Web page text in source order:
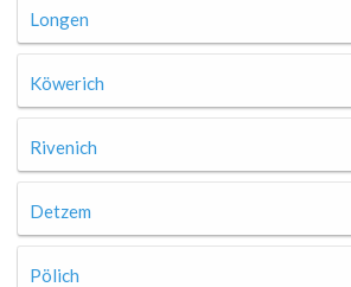
Longen
Köwerich
Rivenich
Detzem
Pölich